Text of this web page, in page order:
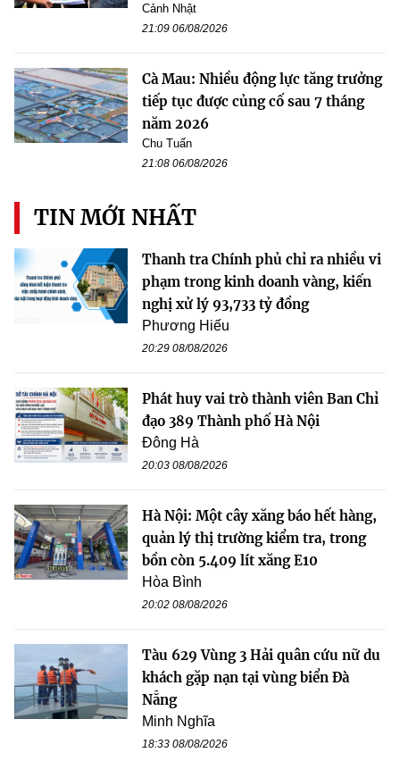
Cảnh Nhật
21:09 06/08/2026
Cà Mau: Nhiều động lực tăng trưởng
tiếp tục được củng cố sau 7 tháng
năm 2026
Chu Tuấn
21:08 06/08/2026
TIN MỚI NHẤT
Thanh tra Chính phủ chỉ ra nhiều vi
phạm trong kinh doanh vàng, kiến
nghị xử lý 93,733 tỷ đồng
Phương Hiếu
20:29 08/08/2026
Phát huy vai trò thành viên Ban Chỉ
đạo 389 Thành phố Hà Nội
Đông Hà
20:03 08/08/2026
Hà Nội: Một cây xăng báo hết hàng,
quản lý thị trường kiểm tra, trong
bồn còn 5.409 lít xăng E10
Hòa Bình
20:02 08/08/2026
Tàu 629 Vùng 3 Hải quân cứu nữ du
khách gặp nạn tại vùng biển Đà
Nẵng
Minh Nghĩa
18:33 08/08/2026